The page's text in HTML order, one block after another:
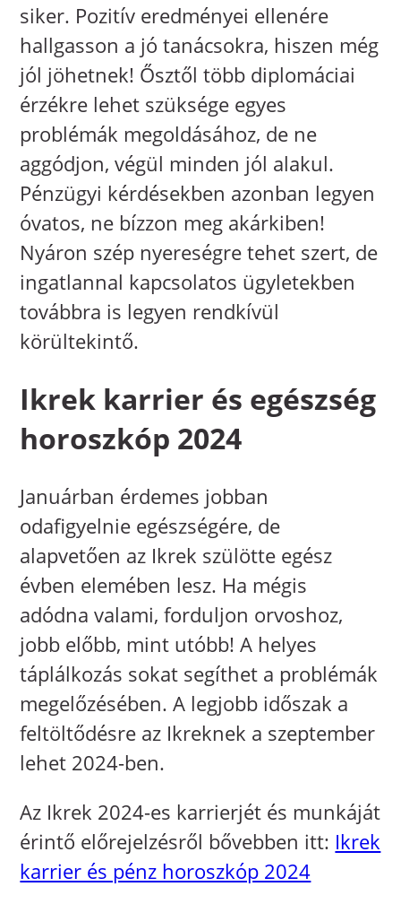
siker. Pozitív eredményei ellenére
hallgasson a jó tanácsokra, hiszen még
jól jöhetnek! Ősztől több diplomáciai
érzékre lehet szüksége egyes
problémák megoldásához, de ne
aggódjon, végül minden jól alakul.
Pénzügyi kérdésekben azonban legyen
óvatos, ne bízzon meg akárkiben!
Nyáron szép nyereségre tehet szert, de
ingatlannal kapcsolatos ügyletekben
továbbra is legyen rendkívül
körültekintő.
Ikrek karrier és egészség
horoszkóp 2024
Januárban érdemes jobban
odafigyelnie egészségére, de
alapvetően az Ikrek szülötte egész
évben elemében lesz. Ha mégis
adódna valami, forduljon orvoshoz,
jobb előbb, mint utóbb! A helyes
táplálkozás sokat segíthet a problémák
megelőzésében. A legjobb időszak a
feltöltődésre az Ikreknek a szeptember
lehet 2024-ben.
Az Ikrek 2024-es karrierjét és munkáját
érintő előrejelzésről bővebben itt: Ikrek
karrier és pénz horoszkóp 2024